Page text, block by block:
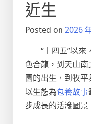
近生
Posted on 2026
“十四五”以來
色合龍，到天山
園的出生，到牧
以生態為包養故事
步成長的活潑圖景